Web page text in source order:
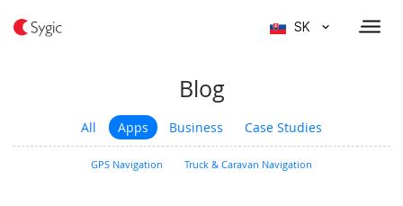
SK
Blog
All Apps Business Case Studies
GPS Navigation Truck & Caravan Navigation